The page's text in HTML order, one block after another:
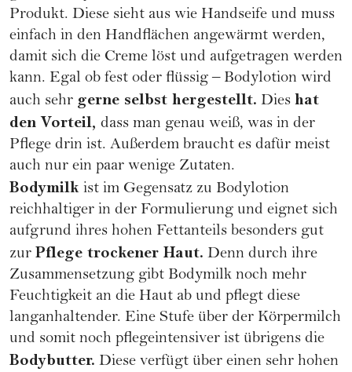
Produkt. Diese sieht aus wie Handseife und muss
einfach in den Handflächen angewärmt werden,
damit sich die Creme löst und aufgetragen werden
kann. Egal ob fest oder flüssig – Bodylotion wird
auch sehr gerne selbst hergestellt. Dies hat
den Vorteil, dass man genau weiß, was in der
Pflege drin ist. Außerdem braucht es dafür meist
auch nur ein paar wenige Zutaten.
Bodymilk ist im Gegensatz zu Bodylotion
reichhaltiger in der Formulierung und eignet sich
aufgrund ihres hohen Fettanteils besonders gut
zur Pflege trockener Haut. Denn durch ihre
Zusammensetzung gibt Bodymilk noch mehr
Feuchtigkeit an die Haut ab und pflegt diese
langanhaltender. Eine Stufe über der Körpermilch
und somit noch pflegeintensiver ist übrigens die
Bodybutter. Diese verfügt über einen sehr hohen